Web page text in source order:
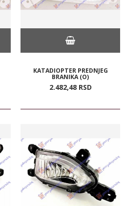
KATADIOPTER PREDNJEG
BRANIKA (O)
2.482,48 RSD